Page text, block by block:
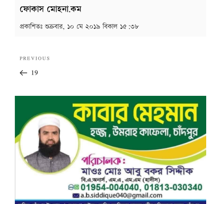
ফোকাস মোহনা.কম
প্রকাশিতঃ শুক্রবার, ১০ মে ২০১৯ বিকাল ১৫:৩৮
navigation
Previous
Post
PREVIOUS
19